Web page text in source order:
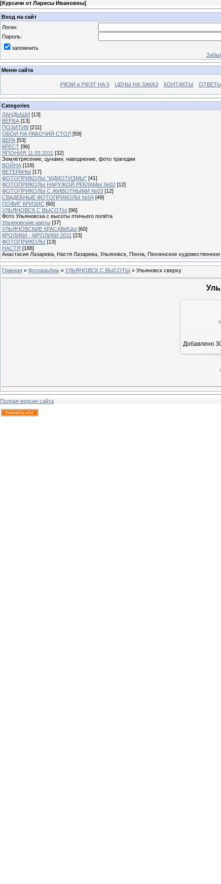
[Курсачи от Ларисы Ивановны]
Вход на сайт
Логин:
Пароль:
запомнить
Меню сайта
РФЭИ и РФЭТ НА 5 ЦЕНЫ НА ЗАКАЗ КОНТАКТЫ
Categories
ЛАНДЫШИ [13]
ВЕРБА [13]
ПОЗИТИВ [211]
ОБОИ НА РАБОЧИЙ СТОЛ [59]
ВЕРА [53]
КРЕСТ [96]
ЯПОНИЯ 11.03.2011 [32]
Землетрясение, цунами, наводнение, фото трагедии
ВОЙНА [118]
ВЕТЕРАНЫ [17]
ФОТОПРИКОЛЫ "ИДИОТИЗМЫ" [41]
ФОТОПРИКОЛЫ НАРУЖОЙ РЕКЛАМЫ №02 [12]
ФОТОПРИКОЛЫ С ЖИВОТНЫМИ №03 [12]
СВАДЕБНЫЕ ФОТОПРИКОЛЫ №04 [49]
ПОФИГ КРИЗИС [60]
УЛЬЯНОВСК С ВЫСОТЫ [96]
Фото Ульяновска с высоты птичьего полёта
Ульяновские карты [37]
УЛЬЯНОВСКИЕ КРАСАВИЦЫ [60]
КРОЛИКИ - МРОЛИКИ 2011 [23]
ФОТОПРИКОЛЫ [13]
НАСТЯ [188]
Анастасия Лазарева, Настя Лазарева, Ульяновск, Пенза, Пензенское
Главная » Фотоальбом » УЛЬЯНОВСК С ВЫСОТЫ » Ульяновск сверху
В
Добавлено
Полная версия сайта